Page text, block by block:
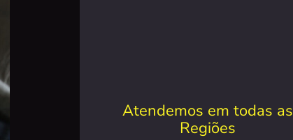
Atendemos em todas as
Regiões